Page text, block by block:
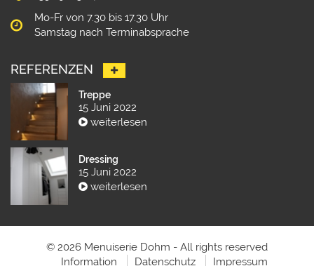
Mo-Fr von 7.30 bis 17.30 Uhr
Samstag nach Terminabsprache
REFERENZEN
Treppe
15 Juni 2022
weiterlesen
Dressing
15 Juni 2022
weiterlesen
© 2026 Menuiserie Dohm - All rights reserved
Information
Datenschutz Impressum